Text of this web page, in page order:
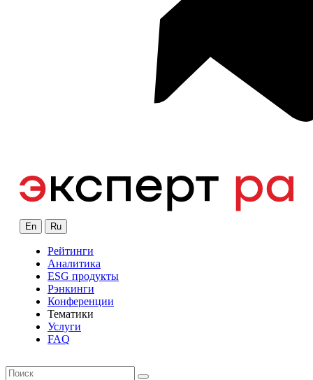
En Ru
Рейтинги
Аналитика
ESG продукты
Рэнкинги
Конференции
Тематики
Услуги
FAQ